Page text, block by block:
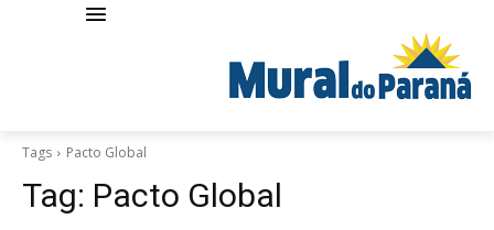
Tags Pacto Global
Tag: Pacto Global